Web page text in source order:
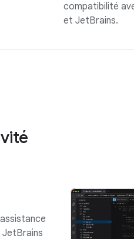
compatibilité
et JetBrains.
JetBrains